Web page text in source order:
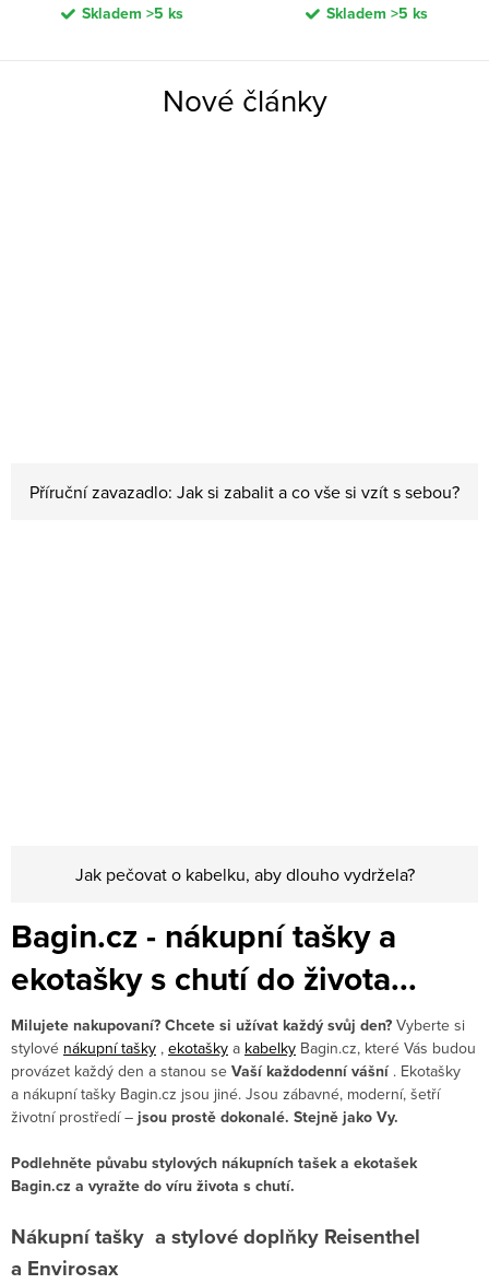
Skladem >5 ks Skladem >5 ks
Nové články
Příruční zavazadlo: Jak si zabalit a co vše si vzít s sebou?
Jak pečovat o kabelku, aby dlouho vydržela?
Bagin.cz - nákupní tašky a
ekotašky s chutí do života...
Milujete nakupovaní? Chcete si užívat každý svůj den? Vyberte si
stylové nákupní tašky , ekotašky a kabelky Bagin.cz, které Vás budou
provázet každý den a stanou se Vaší každodenní vášní. Ekotašky
a nákupní tašky Bagin.cz jsou jiné. Jsou zábavné, moderní, šetří
životní prostředí – jsou prostě dokonalé. Stejně jako Vy.
Podlehněte půvabu stylových nákupních tašek a ekotašek
Bagin.cz a vyražte do víru života s chutí.
Nákupní tašky a stylové doplňky Reisenthel
a Envirosax